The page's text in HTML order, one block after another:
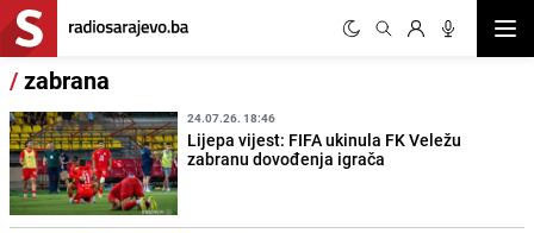
/zabrana
24.07.26. 18:46
Lijepa vijest: FIFA ukinula FK Veležu
zabranu dovođenja igrača